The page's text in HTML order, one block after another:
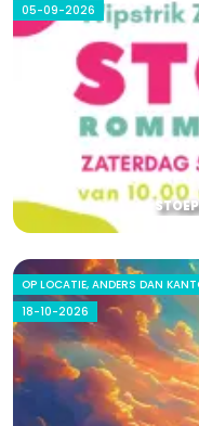
05-09-2026
OP LOCATIE, ANDERS DAN
18-10-2026